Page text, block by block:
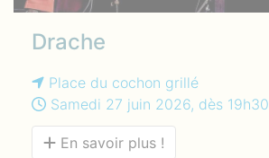
Drache
Place du cochon grillé
Samedi 27 juin 2026, dès 19h30
En savoir plus !